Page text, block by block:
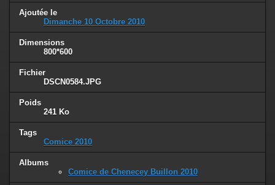
Ajoutée le
Dimanche 10 Octobre 2010
Dimensions
800*600
Fichier
DSCN0584.JPG
Poids
241 Ko
Tags
Comice 2010
Albums
Comice de Chenecey Buillon 2010